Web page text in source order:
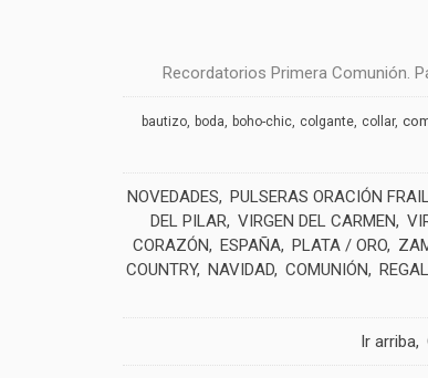
Recordatorios Primera Comunión.
bautizo boda boho-chic colgante collar
NOVEDADES PULSERAS ORACIÓN
DEL PILAR VIRGEN DEL CARMEN
CORAZÓN
ESPAÑA PLATA / ORO
COUNTRY NAVIDAD COMUNIÓN
Ir arriba